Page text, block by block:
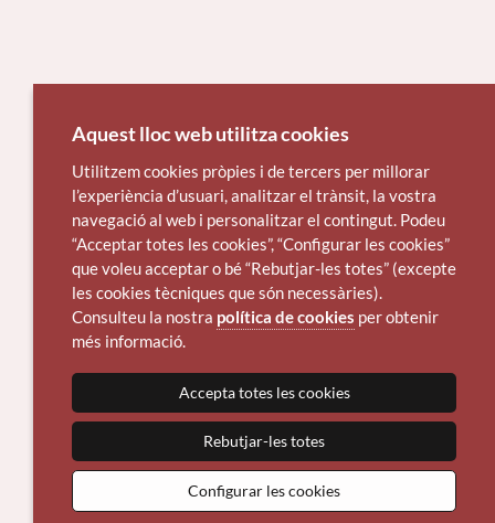
Aquest lloc web utilitza cookies
Utilitzem cookies pròpies i de tercers per millorar
l’experiència d’usuari, analitzar el trànsit, la vostra
navegació al web i personalitzar el contingut. Podeu
“Acceptar totes les cookies”, “Configurar les cookies”
que voleu acceptar o bé “Rebutjar-les totes” (excepte
les cookies tècniques que són necessàries).
Consulteu la nostra política de cookies per obtenir
més informació.
Accepta totes les cookies
Rebutjar-les totes
Configurar les cookies